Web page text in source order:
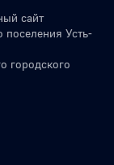
сайт
поселения Усть-
городского